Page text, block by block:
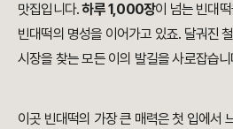
맛집입니다.하루 1,000장이 넘는 빈대
빈대떡의 명성을 이어가고 있죠. 달궈진
시장을 찾는 모든 이의 발길을 사로잡습
이곳 빈대떡의 가장 큰 매력은 첫 입에서